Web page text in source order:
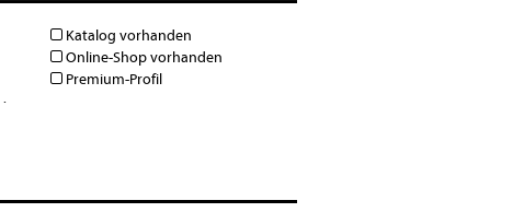
·
Katalog vorhanden
Online-Shop vorhanden
Premium-Profil